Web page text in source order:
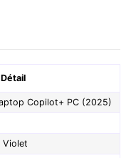
Détail
Copilot+ PC (2025)
Violet